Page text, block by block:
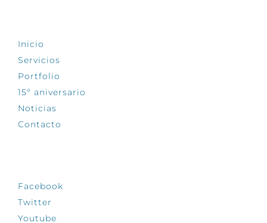
Inicio
Servicios
Portfolio
15º aniversario
Noticias
Contacto
Facebook
Twitter
Youtube